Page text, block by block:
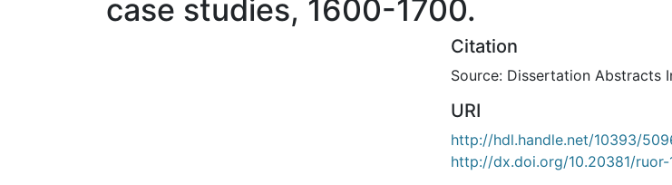
case studies, 1600-1700.
Citation
Source: Dissertation Abstracts
URI
http://hdl.handle.net/10393/
http://dx.doi.org/10.20381/ruor-